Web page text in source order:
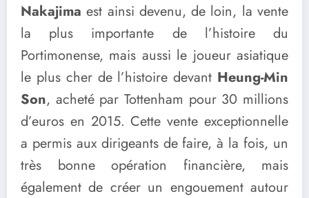
Nakajimaest ainsi devenu, de loin, la vente
la plus importante de l’histoire du
Portimonense, mais aussi le joueur asiatique
le plus cher de l’histoire devant Heung-Min
Son, acheté par Tottenham pour 30 millions
d’euros en 2015. Cette vente exceptionnelle
a permis aux dirigeants de faire, à la fois, un
très bonne opération financière, mais
également de créer un engouement autour